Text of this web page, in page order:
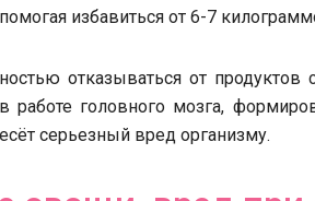
избавиться от 6-7
отказываться от продуктов
в работе головного мозга,
серьезный вред организму.